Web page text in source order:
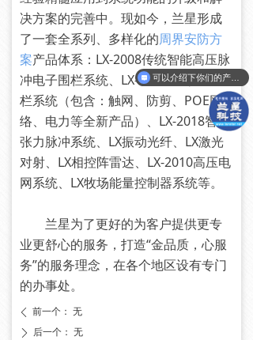
ꄲ 后一个： 无
ꄴ 前一个： 无
决方案的完善中。现如今，兰星形成
了一套全系列、多样化的周界安防方
案产品体系：LX-2008传统智能高压脉
冲电子围栏系统、LX-2018系列电子围
栏系统（包含：触网、防剪、POE网
络、电力等全新产品）、LX-2018智能
张力脉冲系统、LX振动光纤、LX激光
对射、LX相控阵雷达、LX-2010高压电
网系统、LX牧场能量控制器系统等。
兰星为了更好的为客户提供更专
业更舒心的服务，打造“金品质，心服
务”的服务理念，在各个地区设有专门
的办事处。
可以介绍下你们的产品么？